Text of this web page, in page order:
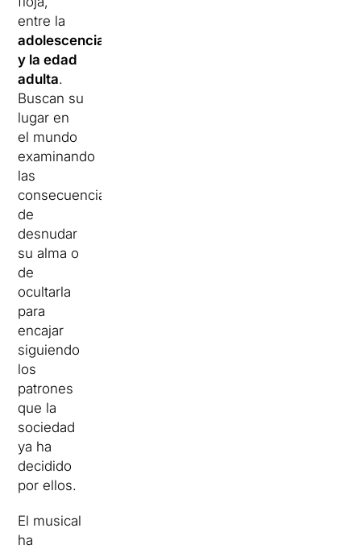
entre la
adolescencia
y la edad
adulta.
Buscan su
lugar en
el mundo
examinando
las
consecuencias
de
desnudar
su alma o
de
ocultarla
para
encajar
siguiendo
los
patrones
que la
sociedad
ya ha
decidido
por ellos.
El musical
ha